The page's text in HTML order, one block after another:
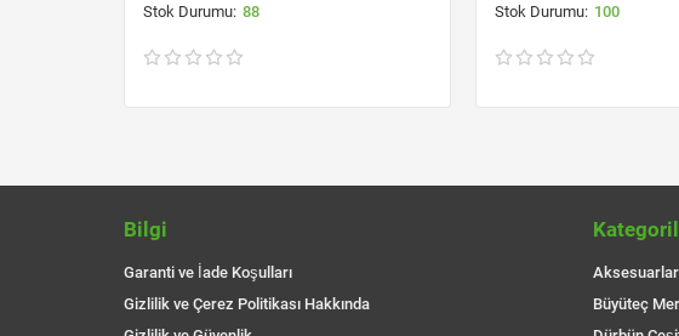
88 100
Bilgi
Garanti ve İade Koşulları
Gizlilik ve Çerez Politikası Hakkında
Aksesuarlar
Büyüteç